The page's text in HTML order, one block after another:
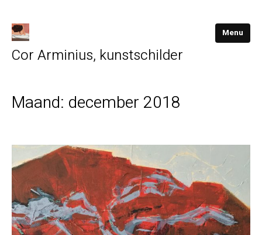
Cor Arminius, kunstschilder
Menu
Maand: december 2018